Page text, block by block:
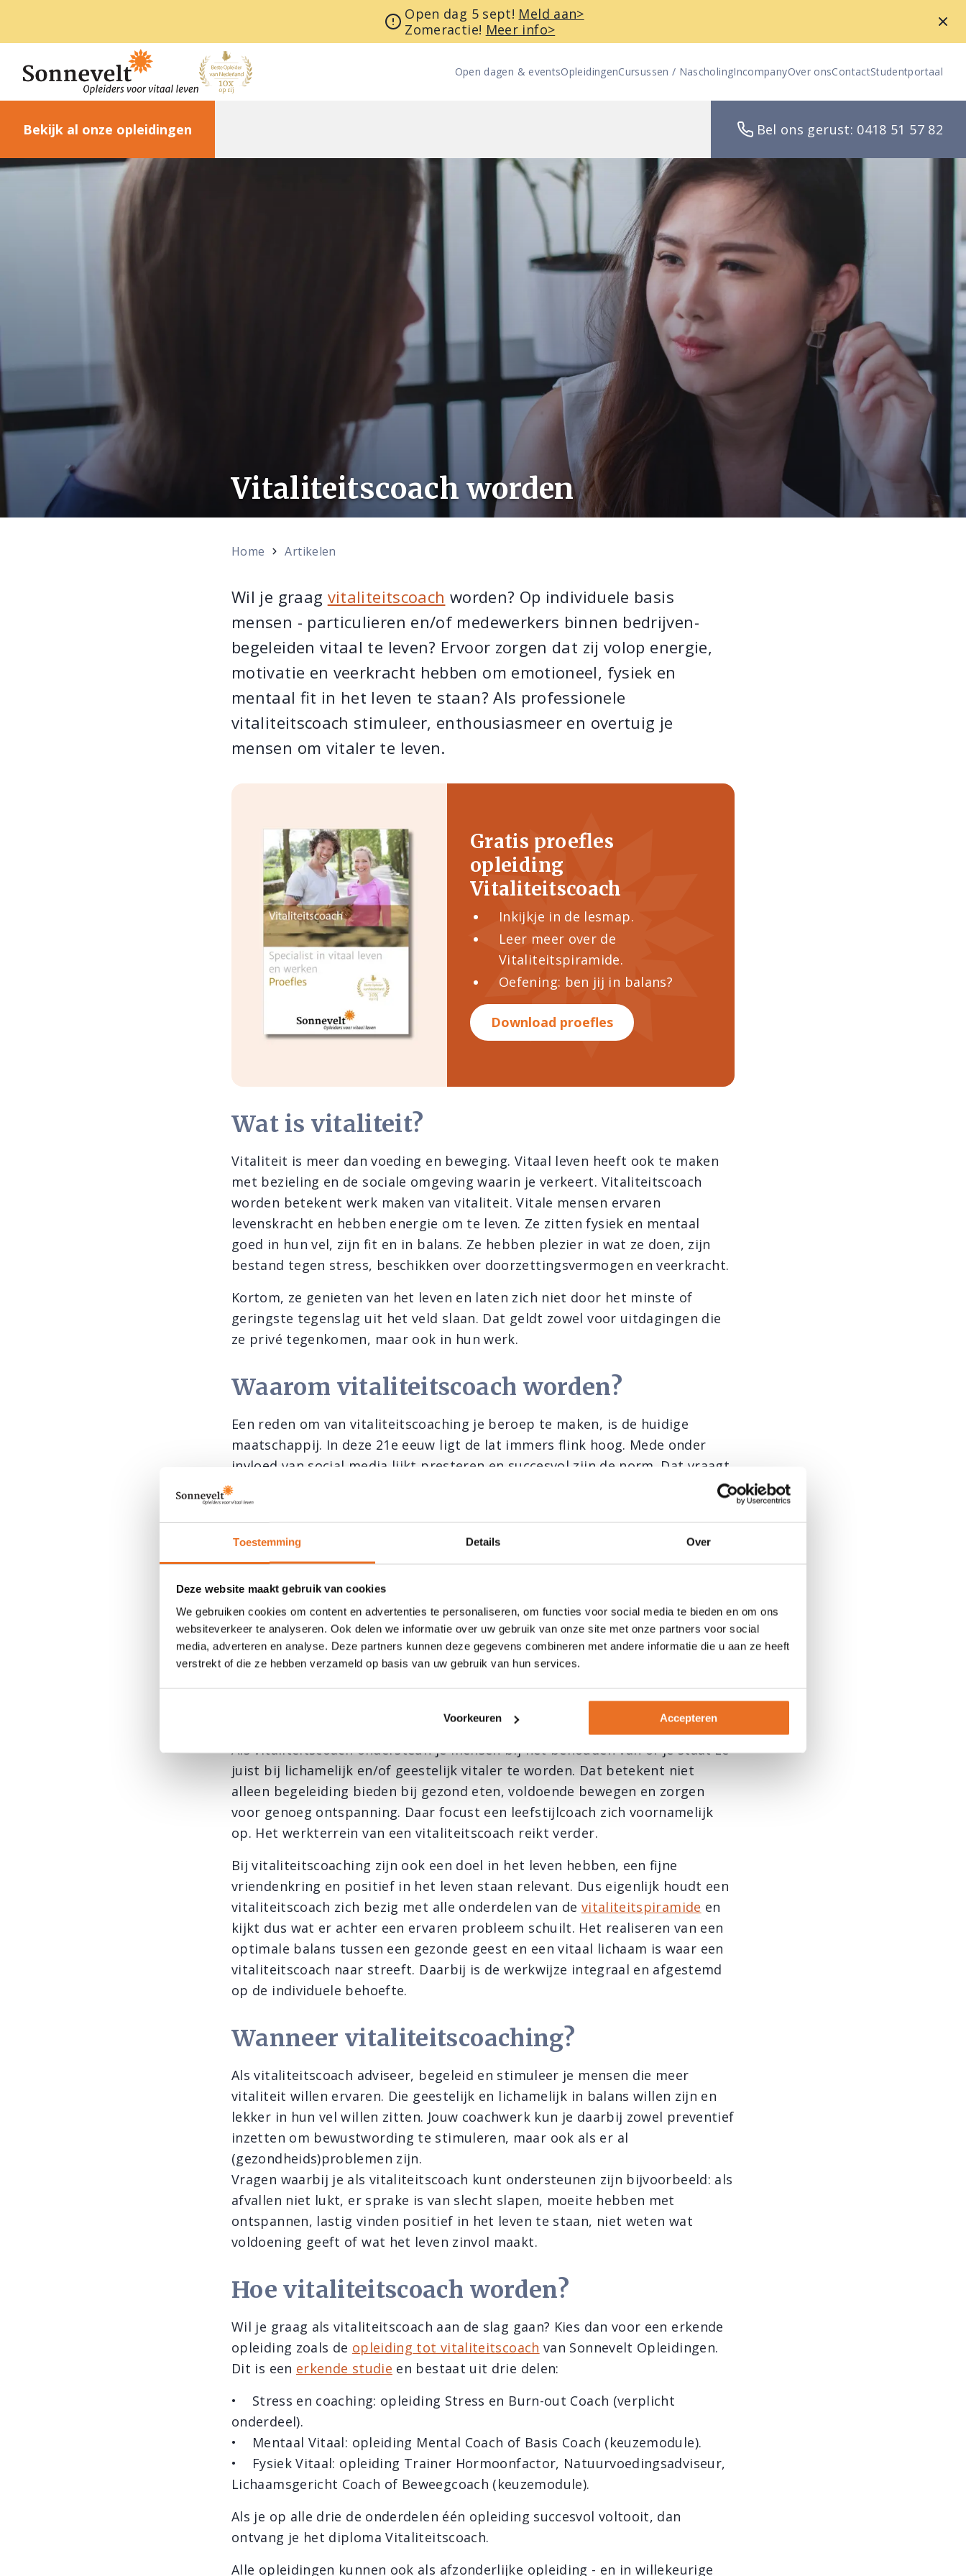
Toestemming Details Over
Deze website maakt gebruik van cookies
We gebruiken cookies om content en advertenties te personaliseren, om functies voor social media te bieden en om ons
websiteverkeer te analyseren. Ook delen we informatie over uw gebruik van onze site met onze partners voor social
media, adverteren en analyse. Deze partners kunnen deze gegevens combineren met andere informatie die u aan ze heeft
verstrekt of die ze hebben verzameld op basis van uw gebruik van hun services.
Voorkeuren Accepteren
Open dag 5 sept! Meld aan>
Zomeractie! Meer info>
Open dagen & eventsOpleidingenCursussen / NascholingIncompanyOver onsContactStudentportaal
Bekijk al onze opleidingen Bel ons gerust: 0418 51 57 82
Vitaliteitscoach worden
Home Artikelen
Wil je graag vitaliteitscoach worden? Op individuele basis
mensen - particulieren en/of medewerkers binnen bedrijven-
begeleiden vitaal te leven? Ervoor zorgen dat zij volop energie,
motivatie en veerkracht hebben om emotioneel, fysiek en
mentaal fit in het leven te staan? Als professionele
vitaliteitscoach stimuleer, enthousiasmeer en overtuig je
mensen om vitaler te leven.
Gratis proefles
opleiding
Vitaliteitscoach
Inkijkje in de lesmap.
Leer meer over de
Vitaliteitspiramide.
Oefening: ben jij in balans?
Download proefles
Wat is vitaliteit?
Vitaliteit is meer dan voeding en beweging. Vitaal leven heeft ook te maken
met bezieling en de sociale omgeving waarin je verkeert. Vitaliteitscoach
worden betekent werk maken van vitaliteit. Vitale mensen ervaren
levenskracht en hebben energie om te leven. Ze zitten fysiek en mentaal
goed in hun vel, zijn fit en in balans. Ze hebben plezier in wat ze doen, zijn
bestand tegen stress, beschikken over doorzettingsvermogen en veerkracht.
Kortom, ze genieten van het leven en laten zich niet door het minste of
geringste tegenslag uit het veld slaan. Dat geldt zowel voor uitdagingen die
ze privé tegenkomen, maar ook in hun werk.
Waarom vitaliteitscoach worden?
Een reden om van vitaliteitscoaching je beroep te maken, is de huidige
maatschappij. In deze 21e eeuw ligt de lat immers flink hoog. Mede onder
invloed van social media lijkt presteren en succesvol zijn de norm. Dat vraagt
veel van mensen. De kans dat er disbalans ontstaat met fysieke en/of
mentale klachten tot gevolg is niet ondenkbaar.
Daarnaast kampen veel mensen met stress, overgewicht, gebrek aan
beweging, et cetera. Lichaam en geest zijn bij zoveel mensen in onbalans.
Volgens de Wereldgezondheidsorganisatie wordt ruim 75% van alle
75% invloed op het voorkomen ervan en het behoud van gezondheid. Meer
dan ooit is er vraag naar vitaliteitscoaches die mensen kunnen begeleiden
naar een optimale balans tussen een gezonde geest en een vitaal lichaam.
Wat doet een vitaliteitscoach?
Als vitaliteitscoach ondersteun je mensen bij het behouden van of je staat ze
juist bij lichamelijk en/of geestelijk vitaler te worden. Dat betekent niet
alleen begeleiding bieden bij gezond eten, voldoende bewegen en zorgen
voor genoeg ontspanning. Daar focust een leefstijlcoach zich voornamelijk
op. Het werkterrein van een vitaliteitscoach reikt verder.
Bij vitaliteitscoaching zijn ook een doel in het leven hebben, een fijne
vriendenkring en positief in het leven staan relevant. Dus eigenlijk houdt een
vitaliteitscoach zich bezig met alle onderdelen van de vitaliteitspiramide en
kijkt dus wat er achter een ervaren probleem schuilt. Het realiseren van een
optimale balans tussen een gezonde geest en een vitaal lichaam is waar een
vitaliteitscoach naar streeft. Daarbij is de werkwijze integraal en afgestemd
op de individuele behoefte.
Wanneer vitaliteitscoaching?
Als vitaliteitscoach adviseer, begeleid en stimuleer je mensen die meer
vitaliteit willen ervaren. Die geestelijk en lichamelijk in balans willen zijn en
lekker in hun vel willen zitten. Jouw coachwerk kun je daarbij zowel preventief
inzetten om bewustwording te stimuleren, maar ook als er al
(gezondheids)problemen zijn.
Vragen waarbij je als vitaliteitscoach kunt ondersteunen zijn bijvoorbeeld: als
afvallen niet lukt, er sprake is van slecht slapen, moeite hebben met
ontspannen, lastig vinden positief in het leven te staan, niet weten wat
voldoening geeft of wat het leven zinvol maakt.
Hoe vitaliteitscoach worden?
Wil je graag als vitaliteitscoach aan de slag gaan? Kies dan voor een erkende
opleiding zoals de opleiding tot vitaliteitscoach van Sonnevelt Opleidingen.
Dit is een erkende studie en bestaat uit drie delen:
• Stress en coaching: opleiding Stress en Burn-out Coach (verplicht
onderdeel).
• Mentaal Vitaal: opleiding Mental Coach of Basis Coach (keuzemodule).
• Fysiek Vitaal: opleiding Trainer Hormoonfactor, Natuurvoedingsadviseur,
Lichaamsgericht Coach of Beweegcoach (keuzemodule).
Als je op alle drie de onderdelen één opleiding succesvol voltooit, dan
ontvang je het diploma Vitaliteitscoach.
Alle opleidingen kunnen ook als afzonderlijke opleiding - en in willekeurige